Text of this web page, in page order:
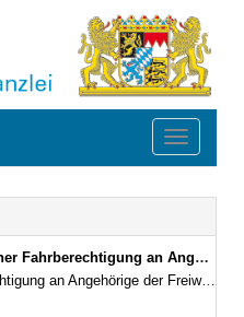
Toggle
Einheiten des Katastrophenschutzes (Bayerische Fahrberechtigungsverordnung – FBerV) Vom 8. Oktober 2009 (GVBl. S. 510, ber. GVBl. 2016 S. 10) BayRS 9210-8-I (§§ 1–8)
Rettungsdienste, des Technischen Hilfswerks und sonstiger Einheiten des Katastrophenschutzes